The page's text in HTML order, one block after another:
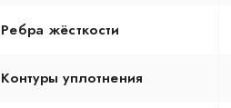
Ребра жёсткости
Контуры уплотнения